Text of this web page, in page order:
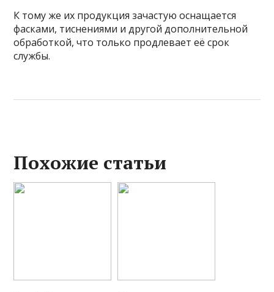
К тому же их продукция зачастую оснащается
фасками, тиснениями и другой дополнительной
обработкой, что только продлевает её срок
службы.
Похожие статьи